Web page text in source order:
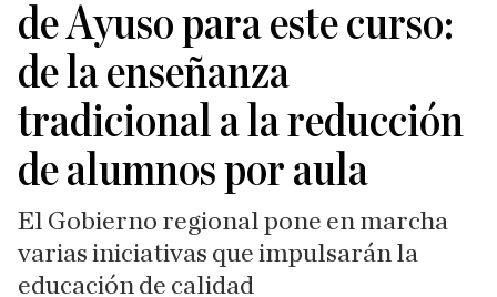
de Ayuso para este curso:
de la enseñanza
tradicional a la reducción
de alumnos por aula
El Gobierno regional pone en marcha
varias iniciativas que impulsarán la
educación de calidad